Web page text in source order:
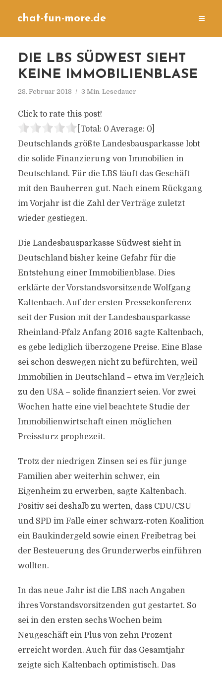
chat-fun-more.de
DIE LBS SÜDWEST SIEHT
KEINE IMMOBILIENBLASE
28. Februar 2018 3 Min. Lesedauer
Click to rate this post!
[Total: 0 Average: 0]
Deutschlands größte Landesbausparkasse lobt
die solide Finanzierung von Immobilien in
Deutschland. Für die LBS läuft das Geschäft
mit den Bauherren gut. Nach einem Rückgang
im Vorjahr ist die Zahl der Verträge zuletzt
wieder gestiegen.
Die Landesbausparkasse Südwest sieht in
Deutschland bisher keine Gefahr für die
Entstehung einer Immobilienblase. Dies
erklärte der Vorstandsvorsitzende Wolfgang
Kaltenbach. Auf der ersten Pressekonferenz
seit der Fusion mit der Landesbausparkasse
Rheinland-Pfalz Anfang 2016 sagte Kaltenbach,
es gebe lediglich überzogene Preise. Eine Blase
sei schon deswegen nicht zu befürchten, weil
Immobilien in Deutschland – etwa im Vergleich
zu den USA – solide finanziert seien. Vor zwei
Wochen hatte eine viel beachtete Studie der
Immobilienwirtschaft einen möglichen
Preissturz prophezeit.
Trotz der niedrigen Zinsen sei es für junge
Familien aber weiterhin schwer, ein
Eigenheim zu erwerben, sagte Kaltenbach.
Positiv sei deshalb zu werten, dass CDU/CSU
und SPD im Falle einer schwarz-roten Koalition
ein Baukindergeld sowie einen Freibetrag bei
der Besteuerung des Grunderwerbs einführen
wollten.
In das neue Jahr ist die LBS nach Angaben
ihres Vorstandsvorsitzenden gut gestartet. So
sei in den ersten sechs Wochen beim
Neugeschäft ein Plus von zehn Prozent
erreicht worden. Auch für das Gesamtjahr
zeigte sich Kaltenbach optimistisch. Das